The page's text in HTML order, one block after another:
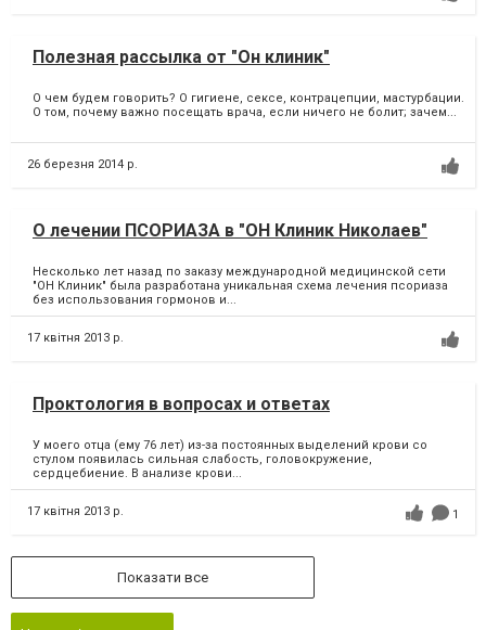
Полезная рассылка от "Он клиник"
О чем будем говорить? О гигиене, сексе, контрацепции, мастурбации.
О том, почему важно посещать врача, если ничего не болит; зачем...
26 березня 2014 р.
О лечении ПСОРИАЗА в "ОН Клиник Николаев"
Несколько лет назад по заказу международной медицинской сети
"ОН Клиник" была разработана уникальная схема лечения псориаза
без использования гормонов и...
17 квітня 2013 р.
Проктология в вопросах и ответах
У моего отца (ему 76 лет) из-за постоянных выделений крови со
стулом появилась сильная слабость, головокружение,
сердцебиение. В анализе крови...
17 квітня 2013 р. 1
Показати все